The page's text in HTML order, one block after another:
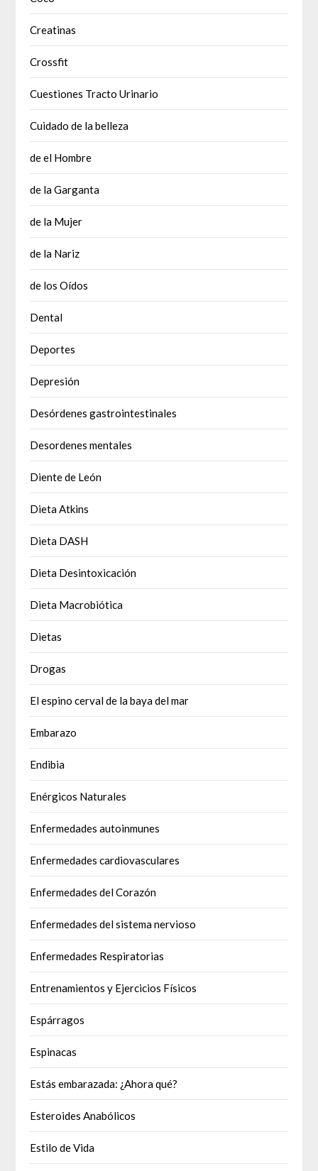
Creatinas
Crossfit
Cuestiones Tracto Urinario
Cuidado de la belleza
de el Hombre
de la Garganta
de la Mujer
de la Nariz
de los Oídos
Dental
Deportes
Depresión
Desórdenes gastrointestinales
Desordenes mentales
Diente de León
Dieta Atkins
Dieta DASH
Dieta Desintoxicación
Dieta Macrobiótica
Dietas
Drogas
El espino cerval de la baya del mar
Embarazo
Endibia
Enérgicos Naturales
Enfermedades autoinmunes
Enfermedades cardiovasculares
Enfermedades del Corazón
Enfermedades del sistema nervioso
Enfermedades Respiratorias
Entrenamientos y Ejercicios Físicos
Espárragos
Espinacas
Estás embarazada: ¿Ahora qué?
Esteroides Anabólicos
Estilo de Vida